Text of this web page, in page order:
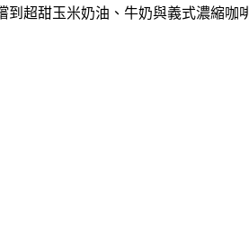
超甜玉米奶油、牛奶與義式濃縮咖